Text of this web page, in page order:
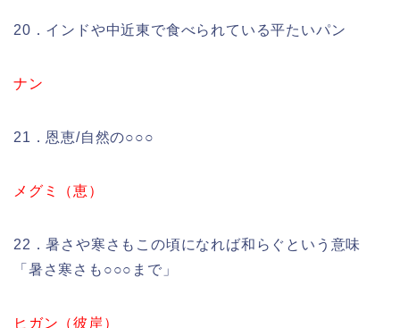
20．インドや中近東で食べられている平たいパン
ナン
21．恩恵/自然の○○○
メグミ（恵）
22．暑さや寒さもこの頃になれば和らぐという意味
「暑さ寒さも○○○まで」
ヒガン（彼岸）